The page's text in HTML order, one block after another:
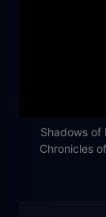
Shadows of
Chronicles